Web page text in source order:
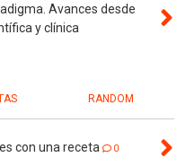
Avances desde
y clínica
RANDOM
con una receta 0